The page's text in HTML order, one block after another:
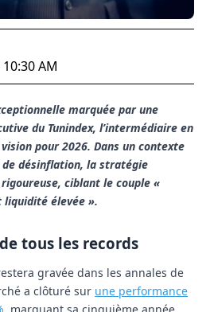
AM
marquée par une
du Tunindex, l’intermédiaire en
pour 2026. Dans un contexte
désinflation, la stratégie
ciblant le couple «
élevée ».
tous les records
gravée dans les annales de
a clôturé sur une performance